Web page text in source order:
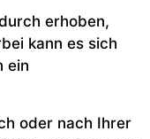
erhoben,
kann es sich
ein
oder nach Ihrer